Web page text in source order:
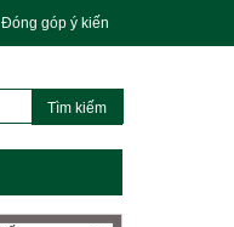
Đóng góp ý kiến